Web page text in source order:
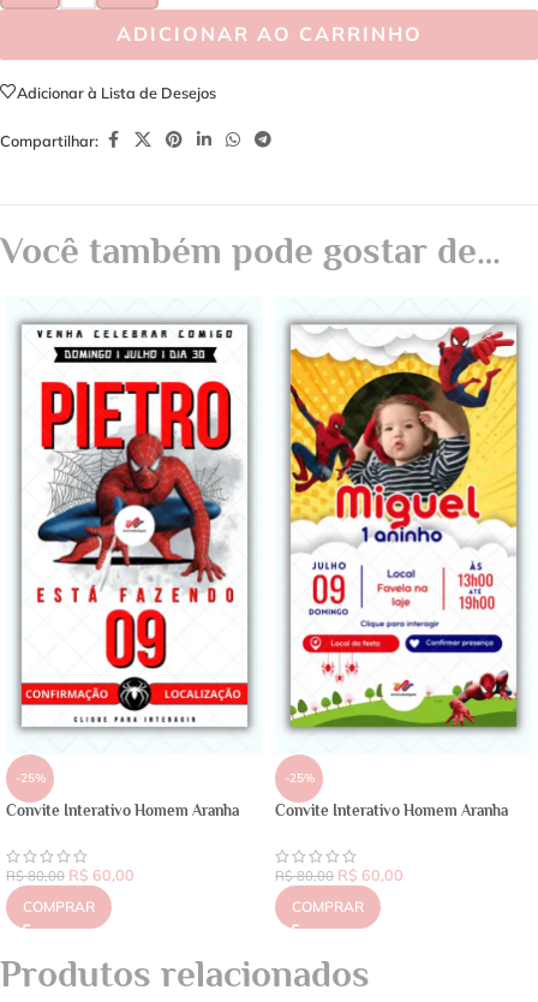
ADICIONAR AO CARRINHO
Adicionar à Lista de Desejos
Compartilhar:
Você também pode gostar de…
-25%
Convite Interativo Homem Aranha
R$80,00 R$ 60,00
COMPRAR
-25%
Convite Interativo Homem Aranha
R$80,00 R$ 60,00
COMPRAR
Produtos relacionados